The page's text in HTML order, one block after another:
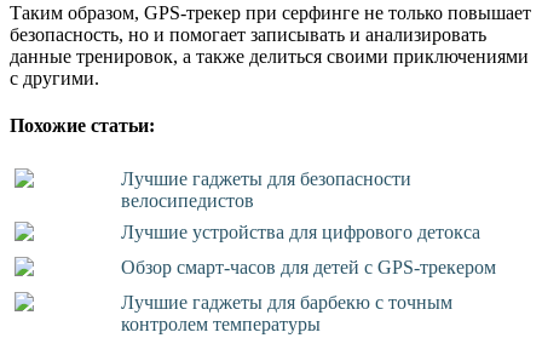
Таким образом, GPS-трекер при серфинге не только повышает
безопасность, но и помогает записывать и анализировать
данные тренировок, а также делиться своими приключениями
с другими.
Похожие статьи:
Лучшие гаджеты для безопасности
велосипедистов
Лучшие устройства для цифрового детокса
Обзор смарт-часов для детей с GPS-трекером
Лучшие гаджеты для барбекю с точным
контролем температуры